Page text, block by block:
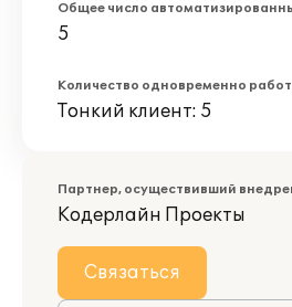
Общее число
5
Количество одновременно
Тонкий клиент: 5
Партнер, осуществивший
Кодерлайн Проекты
Связаться